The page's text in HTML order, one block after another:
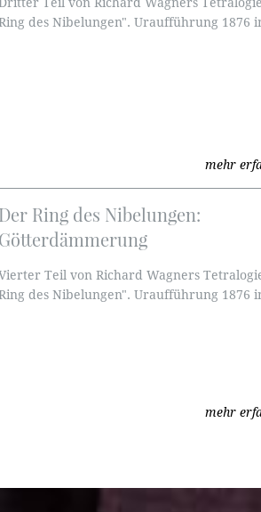
des Nibelungen". Uraufführung 1876
mehr
Der Ring des Nibelungen:
Götterdämmerung
Teil von Richard Wagners
des Nibelungen". Uraufführung 1876
mehr